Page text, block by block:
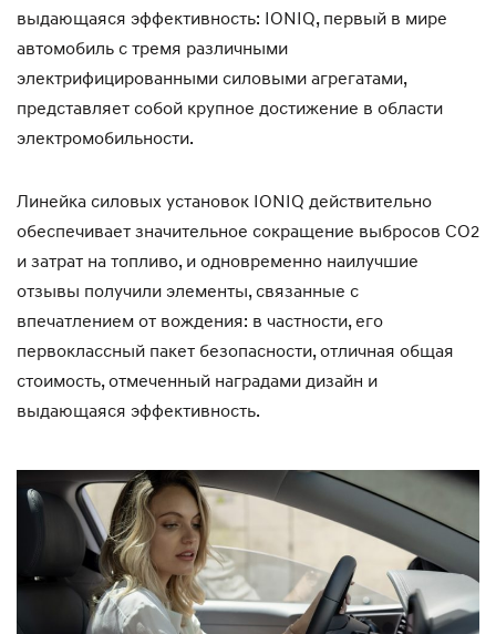
выдающаяся эффективность: IONIQ, первый в мире
автомобиль с тремя различными
электрифицированными силовыми агрегатами,
представляет собой крупное достижение в области
электромобильности.
Линейка силовых установок IONIQ действительно
обеспечивает значительное сокращение выбросов CO2
и затрат на топливо, и одновременно наилучшие
отзывы получили элементы, связанные с
впечатлением от вождения: в частности, его
первоклассный пакет безопасности, отличная общая
стоимость, отмеченный наградами дизайн и
выдающаяся эффективность.